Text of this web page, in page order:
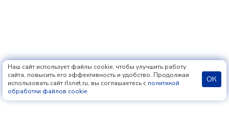
Наш сайт использует файлы cookie, чтобы улучшить работу
сайта, повысить его эффективность и удобство. Продолжая
использовать сайт rlsnet.ru, вы соглашаетесь с политикой
обработки файлов cookie.
ОК